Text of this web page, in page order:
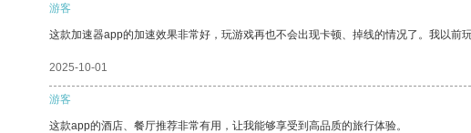
游客
这款加速器app的加速效果非常好，玩游戏再也不会出现卡顿、掉线的情况了。我以前
2025-10-01
游客
这款app的酒店、餐厅推荐非常有用，让我能够享受到高品质的旅行体验。